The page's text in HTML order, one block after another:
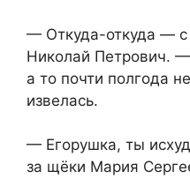
— Откуда-откуда — с
Николай Петрович.
а то почти полгода
извелась.
— Егорушка, ты
за щёки Мария